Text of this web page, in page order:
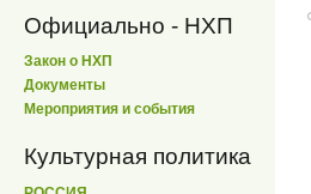
Официально - НХП
Закон о НХП
Документы
Мероприятия и события
Культурная политика